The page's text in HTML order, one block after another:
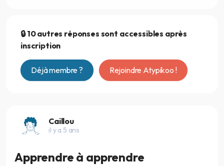
🔒 10 autres réponses sont accessibles après
inscription
Déjà membre ? Rejoindre Atypikoo !
Caillou
il y a 5 ans
Apprendre à apprendre